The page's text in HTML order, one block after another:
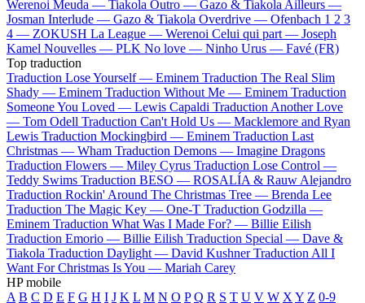
Werenoi Meuda — Tiakola Outro — Gazo & Tiakola Ailleurs —
Josman Interlude — Gazo & Tiakola Overdrive — Ofenbach 1 2 3
4 — ZOKUSH La League — Werenoi Celui qui part — Joseph
Kamel Nouvelles — PLK No love — Ninho Urus — Favé (FR)
Top traduction
Traduction Lose Yourself — Eminem Traduction The Real Slim
Shady — Eminem Traduction Without Me — Eminem Traduction
Someone You Loved — Lewis Capaldi Traduction Another Love
— Tom Odell Traduction Can't Hold Us — Macklemore and Ryan
Lewis Traduction Mockingbird — Eminem Traduction Last
Christmas — Wham Traduction Demons — Imagine Dragons
Traduction Flowers — Miley Cyrus Traduction Lose Control —
Teddy Swims Traduction BESO — ROSALÍA & Rauw Alejandro
Traduction Rockin' Around The Christmas Tree — Brenda Lee
Traduction The Magic Key — One-T Traduction Godzilla —
Eminem Traduction What Was I Made For? — Billie Eilish
Traduction Emorio — Billie Eilish Traduction Special — Dave &
Tiakola Traduction Daylight — David Kushner Traduction All I
Want For Christmas Is You — Mariah Carey
HP mobile
A B C D E F G H I J K L M N O P Q R S T U V W X Y Z 0-9